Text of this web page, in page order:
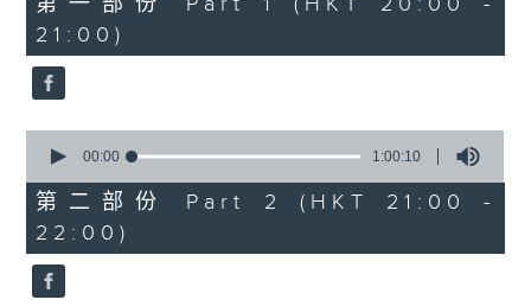
(15’)
SHOSTAKOVICH (BARSHAI arr.)
Chamber Symphony in C minor, Op.
110a (25’)
University of Science and
Recorded at Hong Kong City Hall
Theatre on 10/6/2026
創意間的親暱2026：世界首演音樂會
hour,
10
seconds
21:00)
seconds
1
hour,
10
seconds
00:00 1:00:10
第二部份 Part 2 (HKT 21:00 -
22:00)